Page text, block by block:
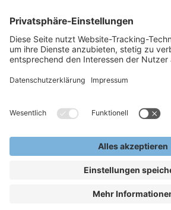
UNTERNEHMEN
RECHTLICHES
TOP ARBEITSSCHUTZ GMBH
24568 Kaltenkirchen
Fax +49 41 91/72 26 18-99
www.top-arbeitsschutz.de
Copyright © 2026, TOP Arbeitsschutz GmbH.